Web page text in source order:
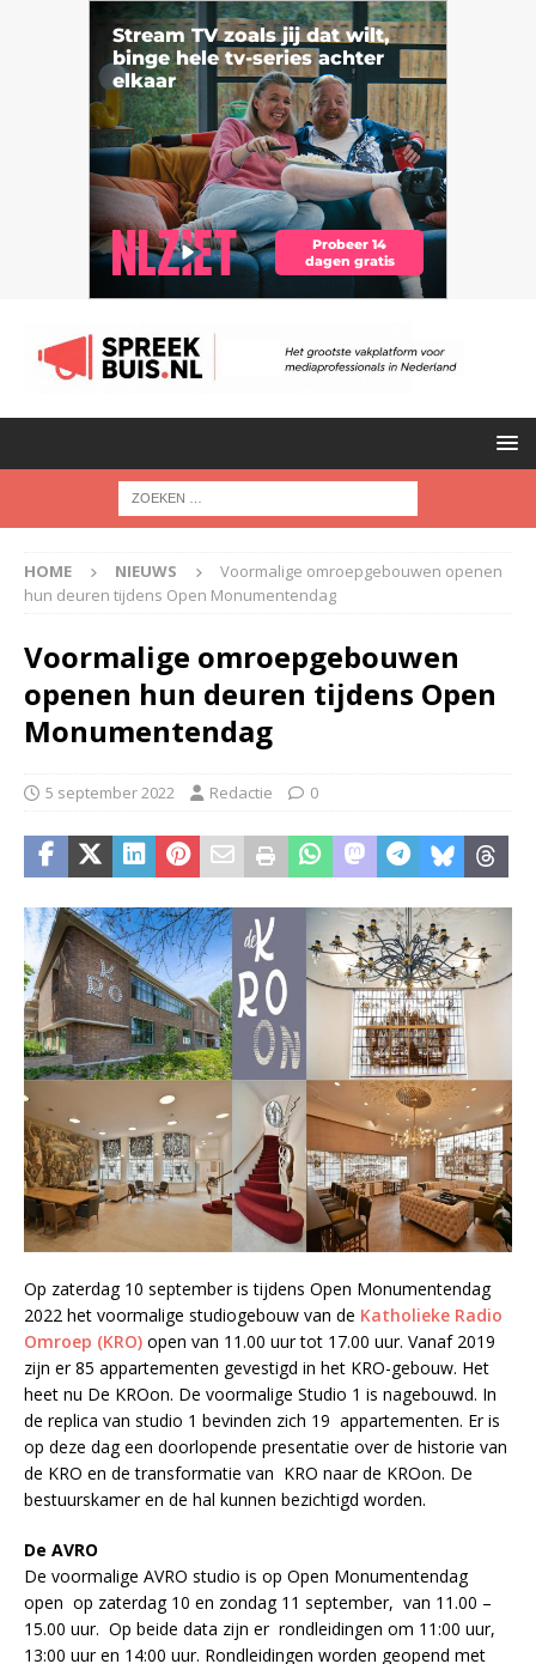
HOME NIEUWS
Voormalige omroepgebouwen openen
hun deuren tijdens Open Monumentendag
Voormalige omroepgebouwen
openen hun deuren tijdens Open
Monumentendag
5 september 2022 Redactie 0
Op zaterdag 10 september is tijdens Open Monumentendag
2022 het voormalige studiogebouw van de Katholieke Radio
Omroep (KRO) open van 11.00 uur tot 17.00 uur. Vanaf 2019
zijn er 85 appartementen gevestigd in het KRO-gebouw. Het
heet nu De KROon. De voormalige Studio 1 is nagebouwd. In
de replica van studio 1 bevinden zich 19 appartementen. Er is
op deze dag een doorlopende presentatie over de historie van
de KRO en de transformatie van KRO naar de KROon. De
bestuurskamer en de hal kunnen bezichtigd worden.
De AVRO
De voormalige AVRO studio is op Open Monumentendag
open op zaterdag 10 en zondag 11 september, van 11.00 –
15.00 uur. Op beide data zijn er rondleidingen om 11:00 uur,
13:00 uur en 14:00 uur. Rondleidingen worden geopend met